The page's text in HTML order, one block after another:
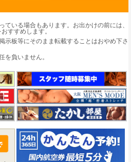
ている場合もあります。お出かけの前には、
すすめします。
示板等にそのまま転載することはおやめ下さ
を負いません。